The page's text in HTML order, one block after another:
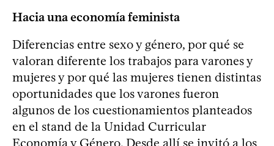
Hacia una economía feminista
Diferencias entre sexo y género, por qué se
valoran diferente los trabajos para varones y
mujeres y por qué las mujeres tienen distintas
oportunidades que los varones fueron
algunos de los cuestionamientos planteados
en el stand de la Unidad Curricular